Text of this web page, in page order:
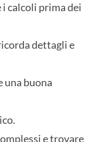
i calcoli prima dei
dettagli e
una buona
e trovare